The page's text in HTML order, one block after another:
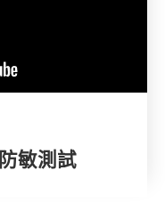
敏測試